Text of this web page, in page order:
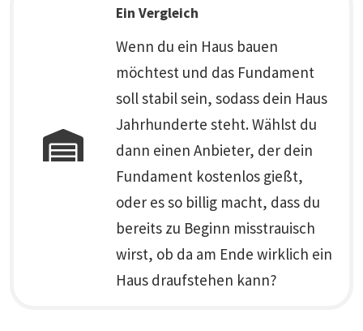
Ein Vergleich
Wenn du ein Haus bauen
möchtest und das Fundament
soll stabil sein, sodass dein Haus
Jahrhunderte steht. Wählst du
dann einen Anbieter, der dein
Fundament kostenlos gießt,
oder es so billig macht, dass du
bereits zu Beginn misstrauisch
wirst, ob da am Ende wirklich ein
Haus draufstehen kann?